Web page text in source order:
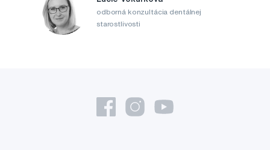
odborná konzultácia dentálnej
starostlivosti